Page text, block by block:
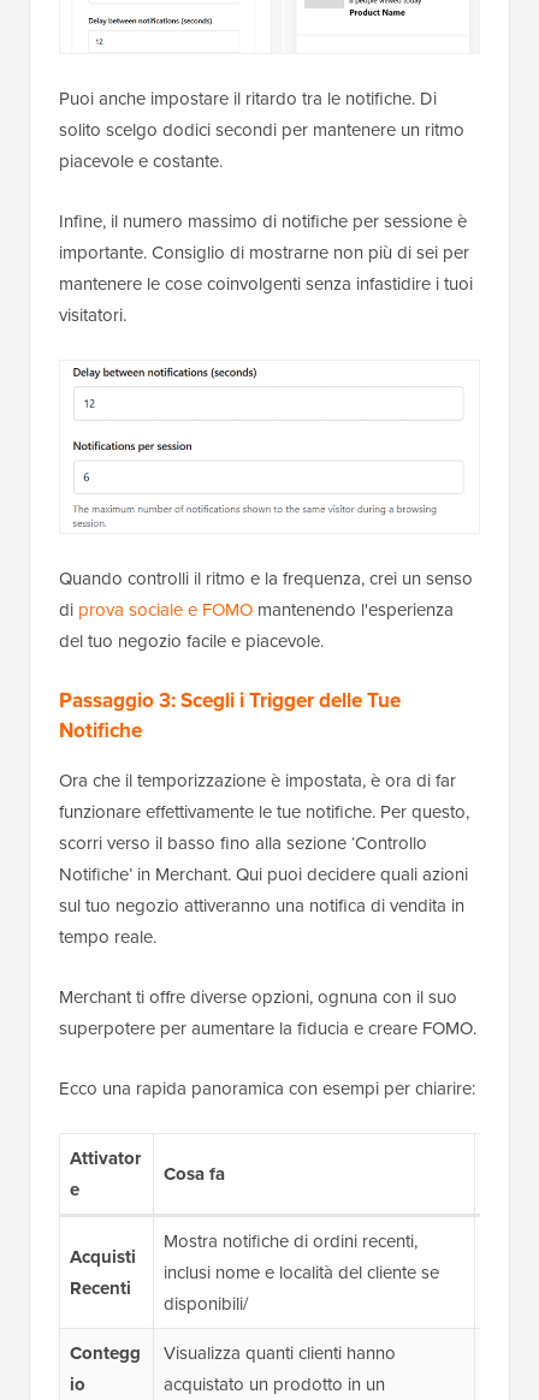
Puoi anche impostare il ritardo tra le notifiche. Di
solito scelgo dodici secondi per mantenere un ritmo
piacevole e costante.
Infine, il numero massimo di notifiche per sessione è
importante. Consiglio di mostrarne non più di sei per
mantenere le cose coinvolgenti senza infastidire i tuoi
visitatori.
Quando controlli il ritmo e la frequenza, crei un senso
di prova sociale e FOMO mantenendo l'esperienza
del tuo negozio facile e piacevole.
Passaggio 3: Scegli i Trigger delle Tue
Notifiche
Ora che il temporizzazione è impostata, è ora di far
funzionare effettivamente le tue notifiche. Per questo,
scorri verso il basso fino alla sezione ‘Controllo
Notifiche’ in Merchant. Qui puoi decidere quali azioni
sul tuo negozio attiveranno una notifica di vendita in
tempo reale.
Merchant ti offre diverse opzioni, ognuna con il suo
superpotere per aumentare la fiducia e creare FOMO.
Ecco una rapida panoramica con esempi per chiarire:
Attivator
e
Cosa fa
Acquisti
Recenti
Mostra notifiche di ordini recenti,
inclusi nome e località del cliente se
disponibili/
Contegg
io
Visualizza quanti clienti hanno
acquistato un prodotto in un